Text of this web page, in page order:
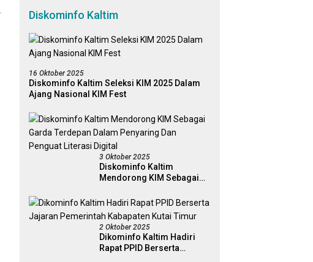
Diskominfo Kaltim
16 Oktober 2025
Diskominfo Kaltim Seleksi KIM 2025 Dalam
Ajang Nasional KIM Fest
3 Oktober 2025
Diskominfo Kaltim
Mendorong KIM Sebagai
Penyaring Dan Penguat
Literasi Digital
2 Oktober 2025
Dikominfo Kaltim Hadiri
Rapat PPID Berserta